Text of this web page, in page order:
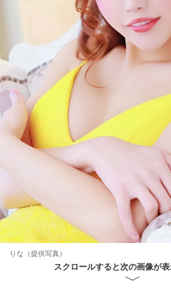
りな（提供写真）
スクロールすると次の画像が